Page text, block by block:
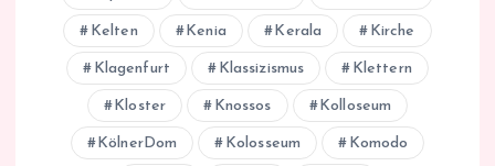
Kelten Kenia Kerala Kirche
Klagenfurt Klassizismus Klettern
Kloster Knossos Kolloseum
KölnerDom Kolosseum Komodo